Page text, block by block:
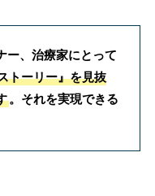
ー、治療家にとって
トーリー』を見抜
。それを実現できる